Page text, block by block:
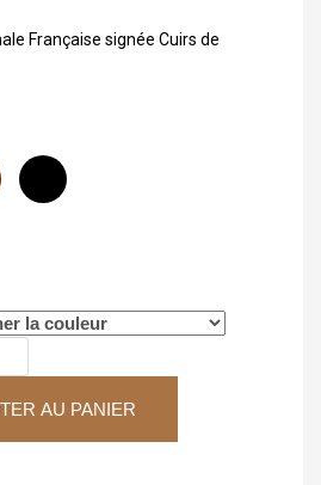
Française signée Cuirs de
AU PANIER